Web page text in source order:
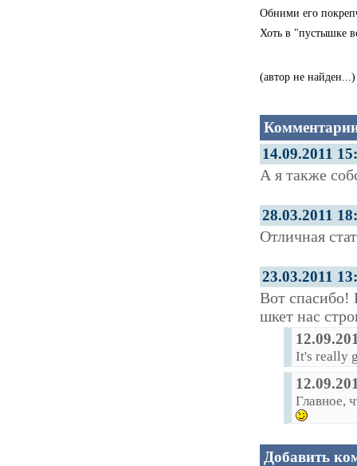
Обними его
Хоть в "пустышке
(автор не найден...)
14.09.2011
А я также
28.03.2011
Отличная
23.03.2011
Вот спасибо!
шкет нас
It's really
Главное,
Добавить